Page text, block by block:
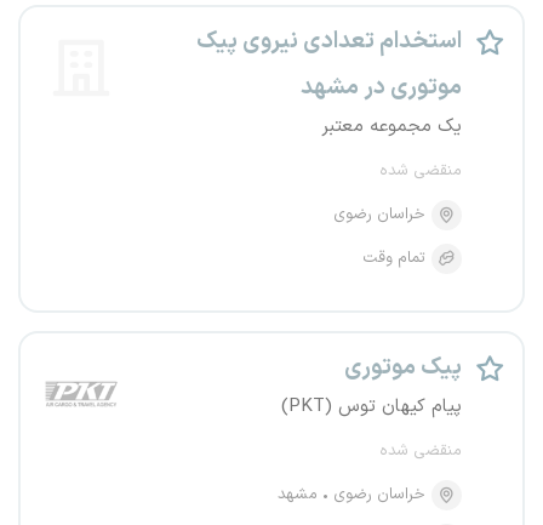
استخدام تعدادی نیروی پیک
موتوری در مشهد
یک مجموعه معتبر
منقضی شده
خراسان رضوی
تمام وقت
پیک موتوری
پیام کیهان توس (PKT)
منقضی شده
خراسان رضوی
مشهد